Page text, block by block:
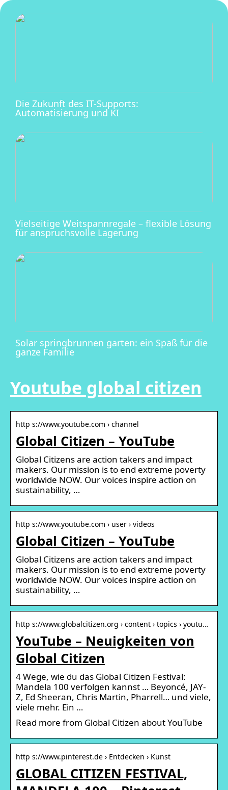
Die Zukunft des IT-Supports:
Automatisierung und KI
Vielseitige Weitspannregale – flexible Lösung
für anspruchsvolle Lagerung
Solar springbrunnen garten: ein Spaß für die
ganze Familie
Youtube global citizen
http s://www.youtube.com › channel
Global Citizen – YouTube
Global Citizens are action takers and impact
makers. Our mission is to end extreme poverty
worldwide NOW. Our voices inspire action on
sustainability, …
http s://www.youtube.com › user › videos
Global Citizen – YouTube
Global Citizens are action takers and impact
makers. Our mission is to end extreme poverty
worldwide NOW. Our voices inspire action on
sustainability, …
http s://www.globalcitizen.org › content › topics › youtu…
YouTube – Neuigkeiten von
Global Citizen
4 Wege, wie du das Global Citizen Festival:
Mandela 100 verfolgen kannst … Beyoncé, JAY-
Z, Ed Sheeran, Chris Martin, Pharrell… und viele,
viele mehr. Ein …
Read more from Global Citizen about YouTube
http s://www.pinterest.de › Entdecken › Kunst
GLOBAL CITIZEN FESTIVAL,